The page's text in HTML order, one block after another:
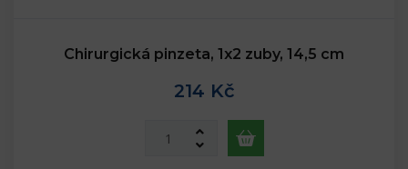
Chirurgická pinzeta, 1x2 zuby, 14,5 cm
214 Kč